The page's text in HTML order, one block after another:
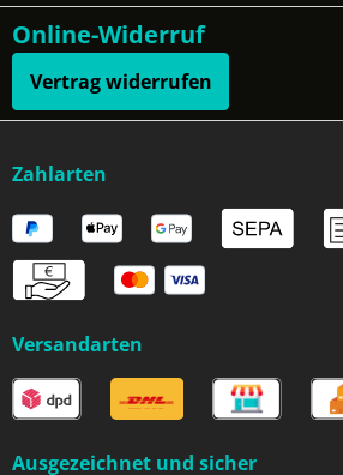
Online-Widerruf
Vertrag widerrufen
Zahlarten
Versandarten
Ausgezeichnet und sicher